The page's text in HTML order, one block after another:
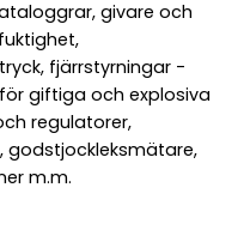
givare och
fjärrstyrningar -
för giftiga och explosiva
regulatorer,
godstjockleksmätare,
m.m.